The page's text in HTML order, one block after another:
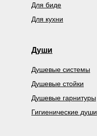
Души
Душевые гарнитуры
Душевые системы
Гигиенические души
Для биде
Для кухни
Душевые стойки